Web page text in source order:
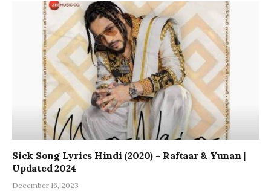
Sick Song Lyrics Hindi (2020) – Raftaar & Yunan |
Updated 2024
December 16, 2023